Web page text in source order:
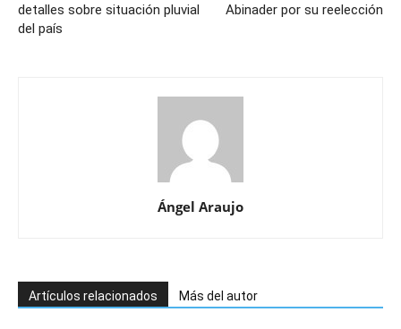
detalles sobre situación pluvial
del país
Abinader por su reelección
Ángel Araujo
Artículos relacionados Más del autor